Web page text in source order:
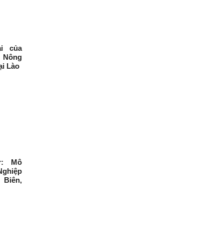
của
Lào
Mô
Biên,